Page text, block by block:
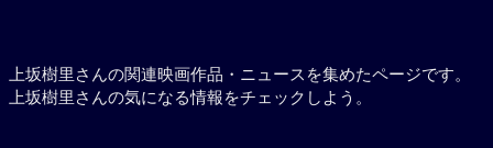
上坂樹里さんの関連映画作品・ニュースを集めたページです。
上坂樹里さんの気になる情報をチェックしよう。